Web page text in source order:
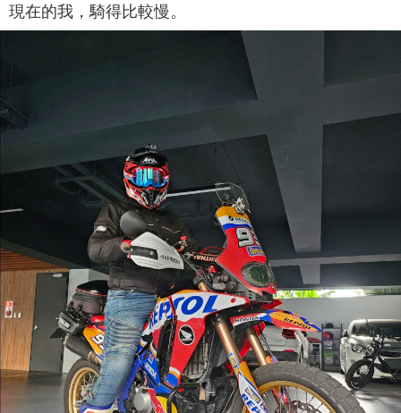
現在的我，騎得比較慢。